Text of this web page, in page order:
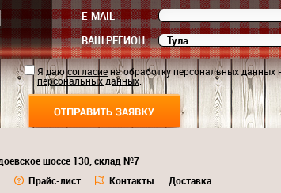
E-MAIL
ВАШ РЕГИОН
Я даюсогласиена обработку персональных данных
персональных данных.
шоссе 130, склад №7
Прайс-лист Контакты
Доставка